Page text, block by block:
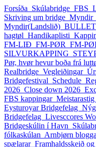
Forsíða Skúlabridge FBS
Skriving um bridge
Myndir(Landslið)
hagtøl Handikaplisti
FM-LIÐ FM-PØR FM-
SILVURKAPPING
Pør, hvør hevur boða frá
Realbridge Vegleiðingar
Bridgefestival Schedule
2026 Close down 2026
FBS kappingar Meistarastig
Eysturoyar Bridgefelag
Bridgefelag Livesccores
Bridgeskúlin í Havn
fólkaskúlan Arnbjørn
spælarar Framhaldsskeið